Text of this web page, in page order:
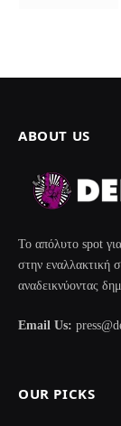
ABOUT US
Το απόλυτο spot
στην εναλλακτική
αναδεικνύοντας
Email Us:
OUR PICKS